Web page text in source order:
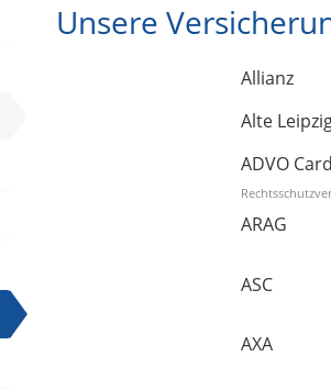
Unsere
Allianz
Alte
ADVO Card
ARAG
ASC
AXA